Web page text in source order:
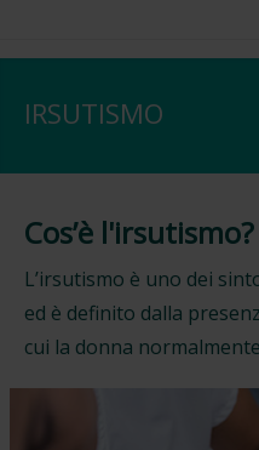
IRSUTISMO
Cos’è l'irsutismo?
L’irsutismo è uno dei
ed è definito dalla
cui la donna